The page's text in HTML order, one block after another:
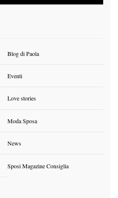
Blog di Paola
Eventi
Love stories
Moda Sposa
News
Sposi Magazine Consiglia